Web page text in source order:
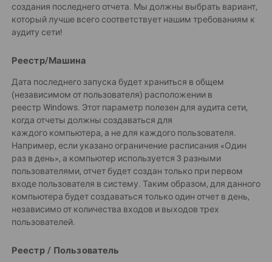
создания последнего отчета. Мы должны выбрать вариант,
который лучше всего соответствует нашим требованиям к
аудиту сети!
Реестр/Машина
Дата последнего запуска будет храниться в общем
(независимом от пользователя) расположении в
реестр Windows. Этот параметр полезен для аудита сети,
когда отчеты должны создаваться для
каждого компьютера, а не для каждого пользователя.
Например, если указано ограничение расписания «Один
раз в день», а компьютер используется 3 разными
пользователями, отчет будет создан только при первом
входе пользователя в систему. Таким образом, для данного
компьютера будет создаваться только один отчет в день,
независимо от количества входов и выходов трех
пользователей.
Реестр / Пользователь